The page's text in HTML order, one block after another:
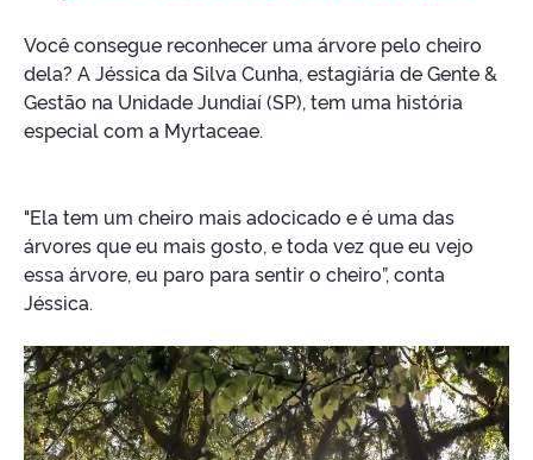
Você consegue reconhecer uma árvore pelo cheiro
dela? A Jéssica da Silva Cunha, estagiária de Gente &
Gestão na Unidade Jundiaí (SP), tem uma história
especial com a Myrtaceae.
"Ela tem um cheiro mais adocicado e é uma das
árvores que eu mais gosto, e toda vez que eu vejo
essa árvore, eu paro para sentir o cheiro”, conta
Jéssica.